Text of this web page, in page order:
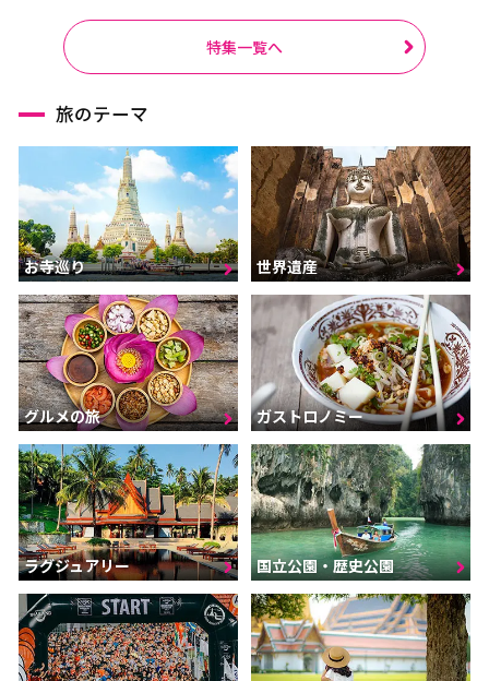
特集一覧へ
旅のテーマ
お寺巡り 世界遺産
グルメの旅 ガストロノミー
ラグジュアリー 国立公園・歴史公園